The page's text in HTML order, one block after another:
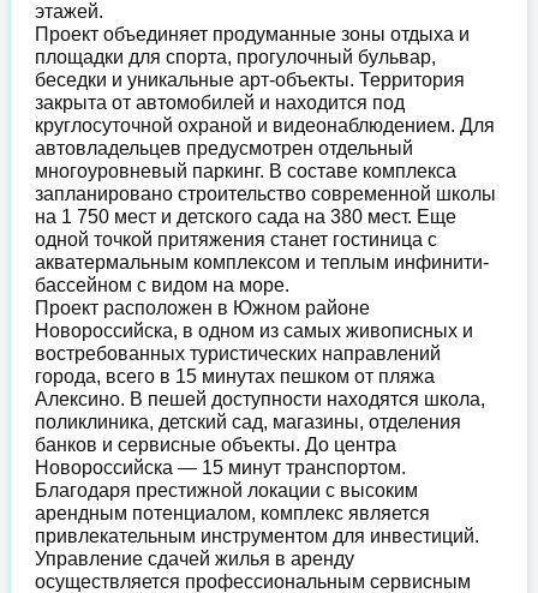
этажей.
Проект объединяет продуманные зоны отдыха и
площадки для спорта, прогулочный бульвар,
беседки и уникальные арт-объекты. Территория
закрыта от автомобилей и находится под
круглосуточной охраной и видеонаблюдением. Для
автовладельцев предусмотрен отдельный
многоуровневый паркинг. В составе комплекса
запланировано строительство современной школы
на 1 750 мест и детского сада на 380 мест. Еще
одной точкой притяжения станет гостиница с
акватермальным комплексом и теплым инфинити-
бассейном с видом на море.
Проект расположен в Южном районе
Новороссийска, в одном из самых живописных и
востребованных туристических направлений
города, всего в 15 минутах пешком от пляжа
Алексино. В пешей доступности находятся школа,
поликлиника, детский сад, магазины, отделения
банков и сервисные объекты. До центра
Новороссийска — 15 минут транспортом.
Благодаря престижной локации с высоким
арендным потенциалом, комплекс является
привлекательным инструментом для инвестиций.
Управление сдачей жилья в аренду
осуществляется профессиональным сервисным